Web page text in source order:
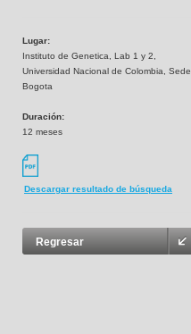
Lugar:
Instituto de Genetica, Lab 1 y 2,
Universidad Nacional de Colombia, Sede
Bogota
Duración:
12 meses
Descargar resultado de búsqueda
Regresar